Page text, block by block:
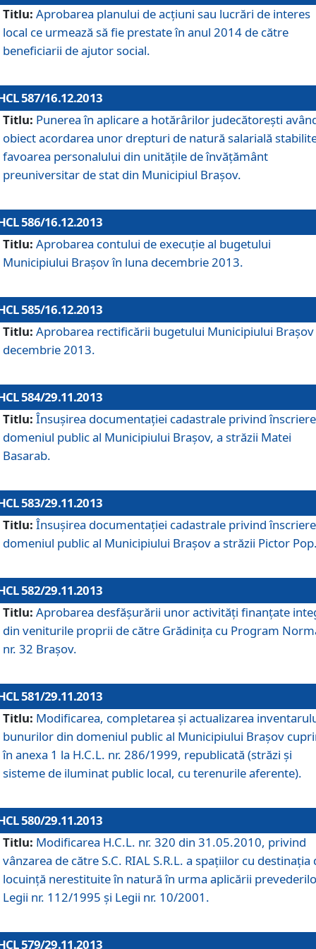
Titlu: Aprobarea planului de acţiuni sau lucrări de interes
local ce urmează să fie prestate în anul 2014 de către
beneficiarii de ajutor social.
587/16.12.2013
Titlu: Punerea în aplicare a hotărârilor judecătoreşti
obiect acordarea unor drepturi de natură salarială
favoarea personalului din unităţile de învăţământ
preuniversitar de stat din Municipiul Braşov.
586/16.12.2013
Titlu: Aprobarea contului de execuţie al bugetului
Municipiului Braşov în luna decembrie 2013.
585/16.12.2013
Titlu: Aprobarea rectificării bugetului Municipiului Braşov
decembrie 2013.
584/29.11.2013
Titlu: Însuşirea documentaţiei cadastrale privind
domeniul public al Municipiului Braşov, a străzii Matei
Basarab.
583/29.11.2013
Titlu: Însuşirea documentaţiei cadastrale privind
domeniul public al Municipiului Braşov a străzii Pictor
582/29.11.2013
Titlu: Aprobarea desfăşurării unor activităţi finanţate
din veniturile proprii de către Grădiniţa cu Program
nr. 32 Braşov.
581/29.11.2013
Titlu: Modificarea, completarea şi actualizarea
bunurilor din domeniul public al Municipiului Braşov
în anexa 1 la H.C.L. nr. 286/1999, republicată (străzi şi
sisteme de iluminat public local, cu terenurile aferente).
580/29.11.2013
Titlu: Modificarea H.C.L. nr. 320 din 31.05.2010, privind
vânzarea de către S.C. RIAL S.R.L. a spaţiilor cu destinaţia
locuinţă nerestituite în natură în urma aplicării
Legii nr. 112/1995 şi Legii nr. 10/2001.
579/29.11.2013